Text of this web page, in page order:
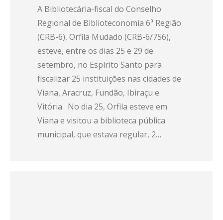
A Bibliotecária-fiscal do Conselho
Regional de Biblioteconomia 6ª Região
(CRB-6), Orfila Mudado (CRB-6/756),
esteve, entre os dias 25 e 29 de
setembro, no Espírito Santo para
fiscalizar 25 instituições nas cidades de
Viana, Aracruz, Fundão, Ibiraçu e
Vitória. No dia 25, Orfila esteve em
Viana e visitou a biblioteca pública
municipal, que estava regular, 2…